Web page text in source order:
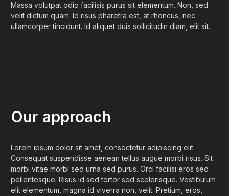
Massa volutpat odio facilisis purus sit elementum. Non, sed
velit dictum quam. Id risus pharetra est, at rhoncus, nec
ullamcorper tincidunt. Id aliquet duis sollicitudin diam, elit sit.
Our approach
Lorem ipsum dolor sit amet, consectetur adipiscing elit.
Consequat suspendisse aenean tellus augue morbi risus. Sit
morbi vitae morbi sed urna sed purus. Orci facilisi eros sed
pellentesque. Risus id sed tortor sed scelerisque. Vestibulum
elit elementum, magna id viverra non, velit. Pretium, eros,